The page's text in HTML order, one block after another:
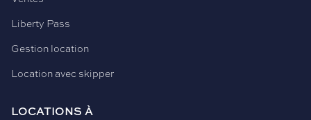
Liberty Pass
Gestion location
Location avec skipper
LOCATIONS À